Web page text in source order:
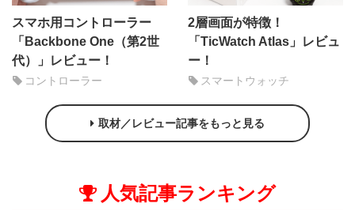
スマホ用コントローラー
「Backbone One（第2世
代）」レビュー！
コントローラー
2層画面が特徴！
「TicWatch Atlas」レビュ
ー！
スマートウォッチ
取材／レビュー記事をもっと見る
人気記事ランキング